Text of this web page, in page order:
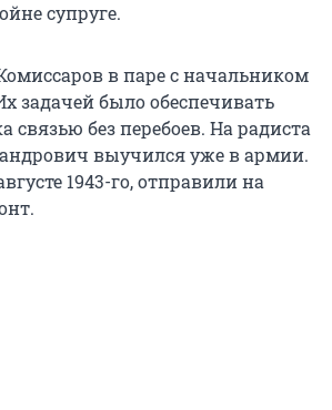
супруге.
в паре с начальником
задачей было обеспечивать
связью без перебоев. На радиста
выучился уже в армии.
1943-го, отправили на